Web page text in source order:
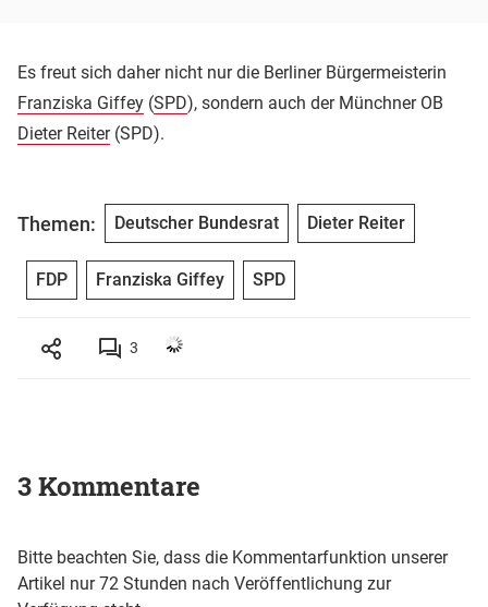
Es freut sich daher nicht nur die Berliner Bürgermeisterin
Franziska Giffey (SPD), sondern auch der Münchner OB
Dieter Reiter(SPD).
Themen: Deutscher Bundesrat Dieter Reiter
FDP Franziska Giffey SPD
3
3 Kommentare
Bitte beachten Sie, dass die Kommentarfunktion unserer
Artikel nur 72 Stunden nach Veröffentlichung zur